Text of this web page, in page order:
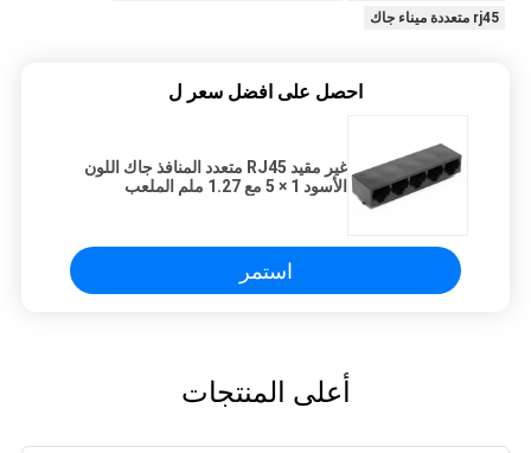
rj45 متعددة ميناء جاك
احصل على افضل سعر ل
غير مقيد RJ45 متعدد المنافذ جاك اللون
الأسود 1 × 5 مع 1.27 ملم الملعب
استمر
أعلى المنتجات